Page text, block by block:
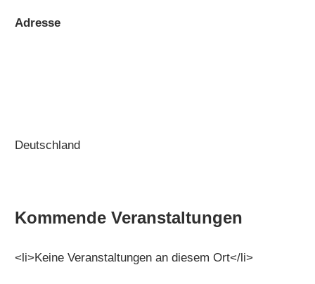
Adresse
Deutschland
Kommende Veranstaltungen
<li>Keine Veranstaltungen an diesem Ort</li>